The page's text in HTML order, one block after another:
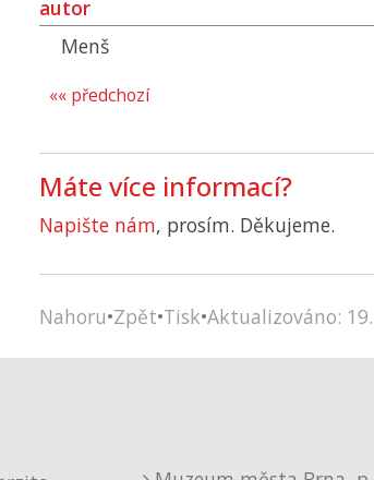
autor
Menš
«« předchozí
Máte více informací?
Napište nám, prosím. Děkujeme.
Nahoru•Zpět•Tisk•Aktualizováno: